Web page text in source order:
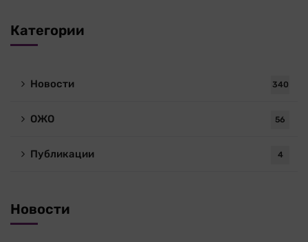
Категории
Новости 340
ОЖО 56
Публикации 4
Новости